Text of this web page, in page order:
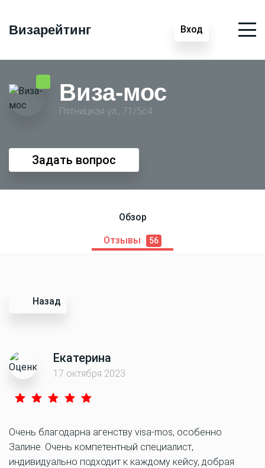
Визарейтинг Вход
Виза-мос
Пятницкая ул., 71/5с4
Задать вопрос
Обзор
Отзывы 56
Назад
Екатерина
17 октября 2023
Очень благодарна агенству visa-mos, особенно
Залине. Очень компетентный специалист,
индивидуально подходит к каждому кейсу, добрая